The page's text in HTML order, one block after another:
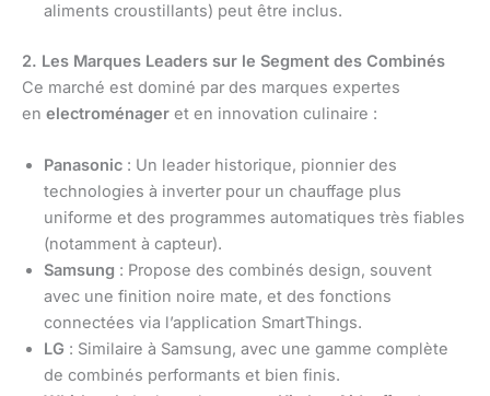
aliments croustillants) peut être inclus.
2. Les Marques Leaders sur le Segment des Combinés
Ce marché est dominé par des marques expertes
en electroménager et en innovation culinaire :
Panasonic : Un leader historique, pionnier des
technologies à inverter pour un chauffage plus
uniforme et des programmes automatiques très fiables
(notamment à capteur).
Samsung : Propose des combinés design, souvent
avec une finition noire mate, et des fonctions
connectées via l’application SmartThings.
LG : Similaire à Samsung, avec une gamme complète
de combinés performants et bien finis.